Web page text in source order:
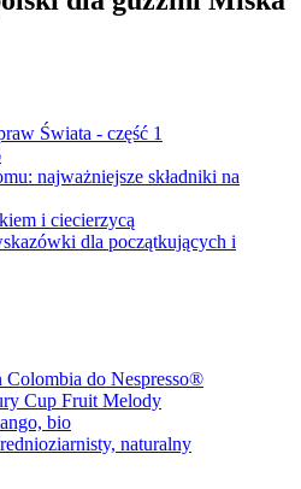
Świata - część 1
najważniejsze składniki na
i ciecierzycą
dla początkujących i
Colombia do Nespresso®
Cup Fruit Melody
bio
naturalny